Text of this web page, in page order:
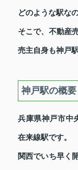
どのような駅な
そこで、不動産
売主自身も神戸
神戸駅の概要
兵庫県神戸市中
在来線駅です。
関西でいち早く